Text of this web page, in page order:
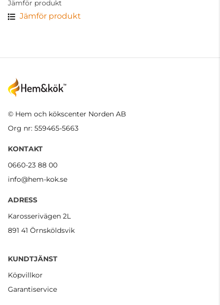
Jämför produkt
Jämför produkt
© Hem och kökscenter Norden AB
Org nr: 559465-5663
KONTAKT
0660-23 88 00
info@hem-kok.se
ADRESS
Karosserivägen 2L
891 41 Örnsköldsvik
KUNDTJÄNST
Köpvillkor
Garantiservice